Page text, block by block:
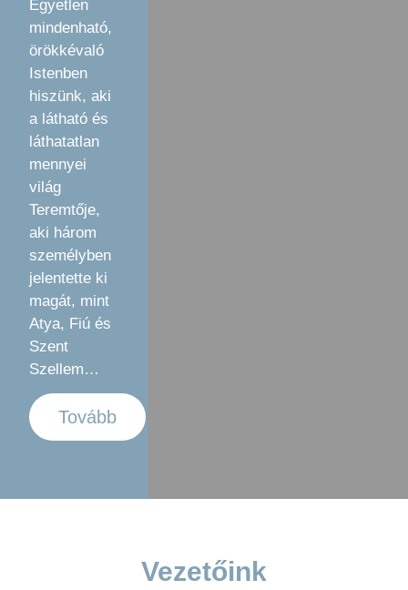
Egyetlen
mindenható,
örökkévaló
Istenben
hiszünk, aki
a látható és
láthatatlan
mennyei
világ
Teremtője,
aki három
személyben
jelentette ki
magát, mint
Atya, Fiú és
Szent
Szellem…
Tovább
Vezetőink